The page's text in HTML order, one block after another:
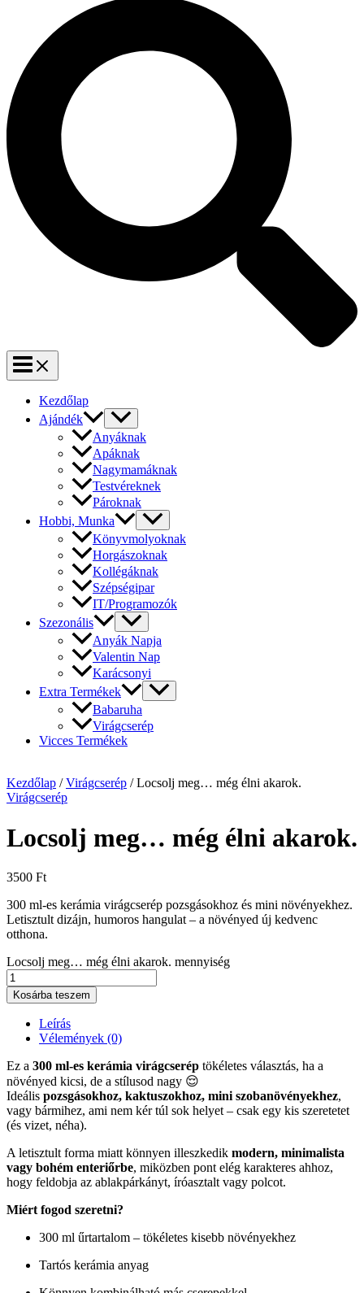
Kezdőlap
Ajándék
Anyáknak
Apáknak
Nagymamáknak
Testvéreknek
Pároknak
Hobbi, Munka
Könyvmolyoknak
Horgászoknak
Kollégáknak
Szépségipar
IT/Programozók
Szezonális
Anyák Napja
Valentin Nap
Karácsonyi
Extra Termékek
Babaruha
Virágcserép
Vicces Termékek
Kezdőlap /Virágcserép / Locsolj meg… még élni akarok.
Virágcserép
Locsolj meg… még élni akarok.
3500 Ft
300 ml-es kerámia virágcserép pozsgásokhoz és mini növényekhez.
Letisztult dizájn, humoros hangulat – a növényed új kedvenc
otthona.
Locsolj meg… még élni akarok. mennyiség
Kosárba teszem
Leírás
Vélemények (0)
Ez a 300 ml-es kerámia virágcserép tökéletes választás, ha a
növényed kicsi, de a stílusod nagy 😌
Ideális pozsgásokhoz, kaktuszokhoz, mini szobanövényekhez,
vagy bármihez, ami nem kér túl sok helyet – csak egy kis szeretetet
(és vizet, néha).
A letisztult forma miatt könnyen illeszkedik modern, minimalista
vagy bohém enteriőrbe, miközben pont elég karakteres ahhoz,
hogy feldobja az ablakpárkányt, íróasztalt vagy polcot.
Miért fogod szeretni?
300 ml űrtartalom – tökéletes kisebb növényekhez
Tartós kerámia anyag